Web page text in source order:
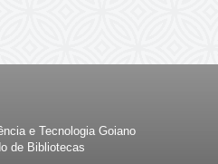
e Tecnologia Goiano
de Bibliotecas